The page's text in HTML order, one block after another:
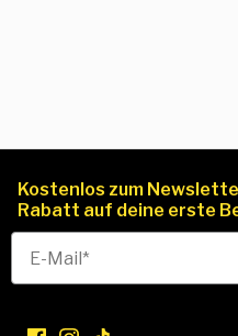
Kostenlos zum
Rabatt auf deine erste